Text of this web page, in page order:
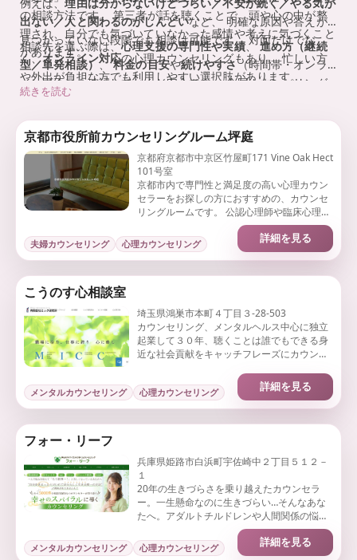
の相談方法です。 第三者が話を聴くことで、頭や心の中が整
理され、自分でも気づいていなかった感情や考えに気づくこと
があります。
例えば、理由は分からないけどつらい／不安が続く／やる気が
出ない／人と関わるのがしんどいなど、 明確な原因や答えが
見つかっていない段階でも相談は可能です。 対面だけでな
く、オンライン対応の心理カウンセリングもあり、 忙しい方
や外出が負担な方でも利用しやすい選択肢があります。
相談先を選ぶ際は、心理支援の専門性や実績、進め方（継続
型／単発相談）、料金の目安や続けやすさ（時間帯・オンラ
イン可否）を確認しておくと安心です。 全国カウンセリング
ナビでは、条件や対応内容を比較しながら、自分に合う心理カ
ウンセリングの相談先を探すことができます。
続きを読む
京都市役所前カウンセリングルーム坪庭
京都府京都市中京区竹屋町171 Vine Oak Hect
101号室
京都市内で専門性と満足度の高い心理カウン
セラーをお探しの方におすすめの、カウンセ
リングルームです。 公認心理師や臨床心理士
の有資格者で、かつ臨床経験豊かなカウンセ
ラー（女性カウンセラー含む）が在籍。
夫婦カウンセリング 心理カウンセリング 詳細を見る
こうのす心相談室
埼玉県鴻巣市本町４丁目３-28-503
カウンセリング、メンタルヘルス中心に独立
起業して３０年、聴くことは誰でもできる身
近な社会貢献をキャッチフレーズにカウンセ
メンタルカウンセリング 心理カウンセリング 詳細を見る
フォー・リーフ
兵庫県姫路市白浜町宇佐崎中２丁目５１２－
１
20年の生きづらさを乗り越えたカウンセラ
ー。一生懸命なのに生きづらい…そんなあな
たへ。アダルトチルドレンや人間関係の悩み
の根本原因を見つけ、心を軽くする心理カウ
ンセリング
メンタルカウンセリング 心理カウンセリング 詳細を見る